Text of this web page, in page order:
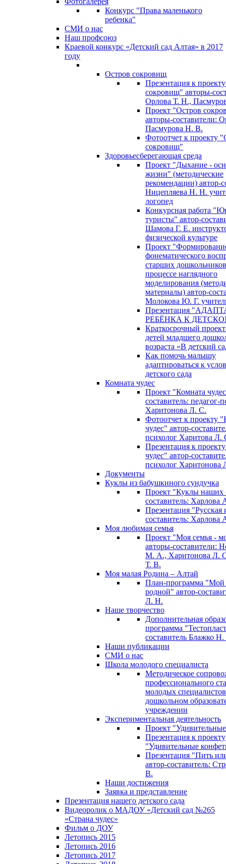
Конкурс "Права маленького
ребенка"
СМИ о нас
Наш профсоюз
Краевой конкурс «Детский сад Алтая» в 2017
году
Остров сокровищ
Презентация к
сокровищ" авторы-
Орлова Т. Н.,
Проект "Остров
авторы-составители:
Пасмурова Н. В.
Фотоотчет к проекту
сокровищ"
Здоровьесберегающая среда
Проект "Дыхание -
жизни" (методические
рекомендации) автор-
Ницепляева Н. Н.
логопед
Конкурсная работа
туристы" автор-
Шамова Г. Е.
физической культуре
Проект
фонематического
старших
процессе наглядного
моделирования
материалы) автор-
Молокова Ю. Г.
Презентация
РЕБЁНКА К
Краткосрочный
детей младшего
возраста «В детский
Как помочь малышу
адаптироваться к
детского сада
Комната чудес
Проект "Комната
составитель: педагог-
Харитонова Л. С.
Фотоотчет к проекту
чудес" автор-
психолог Харитова Л.
Презентация к
чудес" автор-
психолог Харитонова
Документы
Куклы из бабушкиного сундучка
Проект "Куклы наших
составитель:
Презентация "Русская
составитель:
Моя любимая семья
Проект "Моя семья -
авторы-составители:
М. А., Харитонова Л.
Т. В.
Моя малая Родина – Алтай
План-программа "Мой
родной" автор-
Л. Н.
Наше творчество
Дополнительная
программа
составитель Блажко
Наши публикации
СМИ о нас
Школа молодого специалиста
Методическое
профессионального
молодых
дошкольном
учреждении
Экспериментальная деятельность
Проект
Презентация к проекту
"Удивительные
Презентация "Пить
автор-составитель:
В.
Наши достижения
Заявка и представление
Презентация нашего детского сада
Видеоролик о МАДОУ «Детский сад №265
«Страна чудес»
Фильм о ДОУ
Летопись 2015
Летопись 2016
Летопись 2017